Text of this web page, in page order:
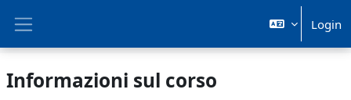
Login
Informazioni sul corso